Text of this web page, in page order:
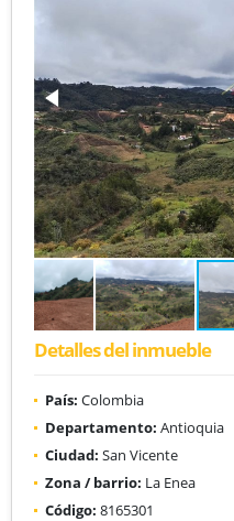
Detalles del inmueble
País: Colombia
Departamento: Antioquia
Ciudad: San Vicente
Zona / barrio: La Enea
Código: 8165301